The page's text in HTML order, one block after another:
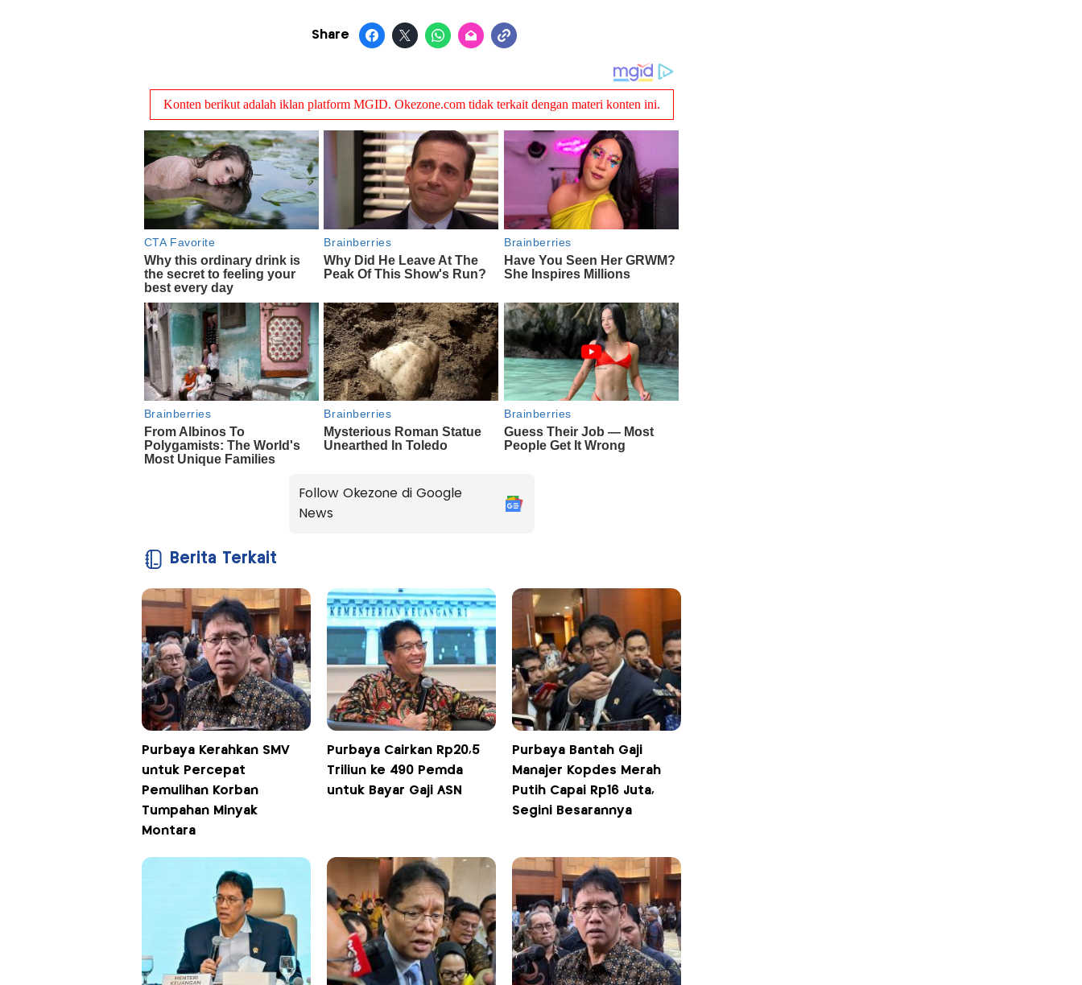
Share
Follow Okezone di Google
News
Berita Terkait
Purbaya Kerahkan SMV
untuk Percepat
Pemulihan Korban
Tumpahan Minyak
Montara
Purbaya Cairkan Rp20,5
Triliun ke 490 Pemda
untuk Bayar Gaji ASN
Purbaya Bantah Gaji
Manajer Kopdes Merah
Putih Capai Rp16 Juta,
Segini Besarannya